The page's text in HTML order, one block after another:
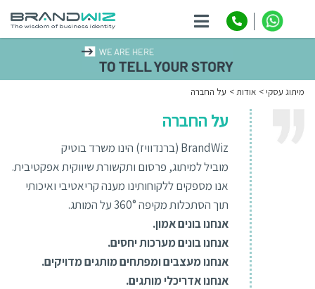
מיתוג עסקי אודות על החברה
על החברה
BrandWiz (ברנדוויז) הינו משרד בוטיק
מוביל למיתוג, פרסום ותקשורת שיווקית אפקטיבית.
אנו מספקים ללקוחותינו מענה קריאטיבי ואיכותי
תוך הסתכלות מקיפה 360° על המותג.
אנחנו בונים אמון.
אנחנו בונים מערכות יחסים.
אנחנו מעצבים ומפתחים מותגים מדויקים.
אנחנו אדריכלי מותגים.